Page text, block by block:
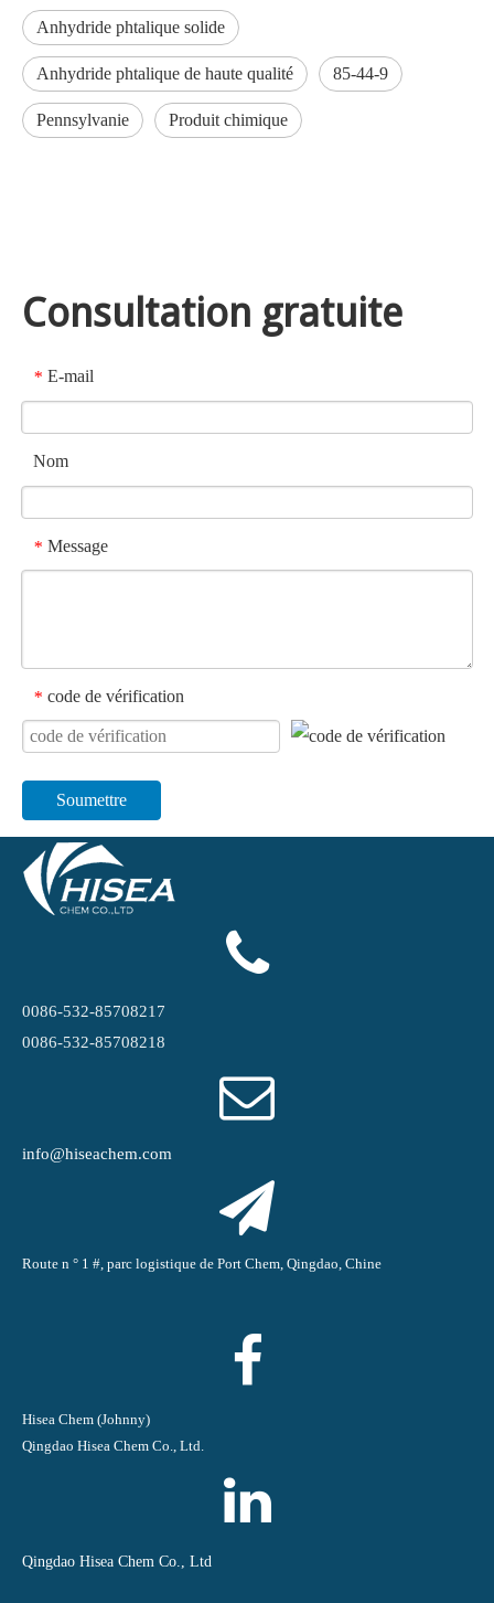
Anhydride phtalique solide
Anhydride phtalique de haute qualité 85-44-9
Pennsylvanie Produit chimique
Consultation gratuite
* E-mail
Nom
* Message
* code de vérification
Soumettre
0086-532-85708217
0086-532-85708218
info@hiseachem.com
Route n ° 1 #, parc logistique de Port Chem, Qingdao, Chine
Hisea Chem (Johnny)
Qingdao Hisea Chem Co., Ltd.
Qingdao Hisea Chem Co., Ltd